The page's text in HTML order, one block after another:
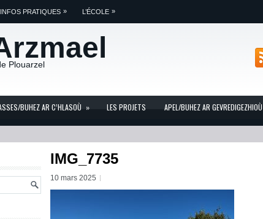
INFOS PRATIQUES » L’ÉCOLE »
Plouarzel
BUHEZ AR C’HLASOÙ » LES PROJETS APEL/BUHEZ AR GEVREDIGEZHIOÙ
IMG_7735
10 mars 2025